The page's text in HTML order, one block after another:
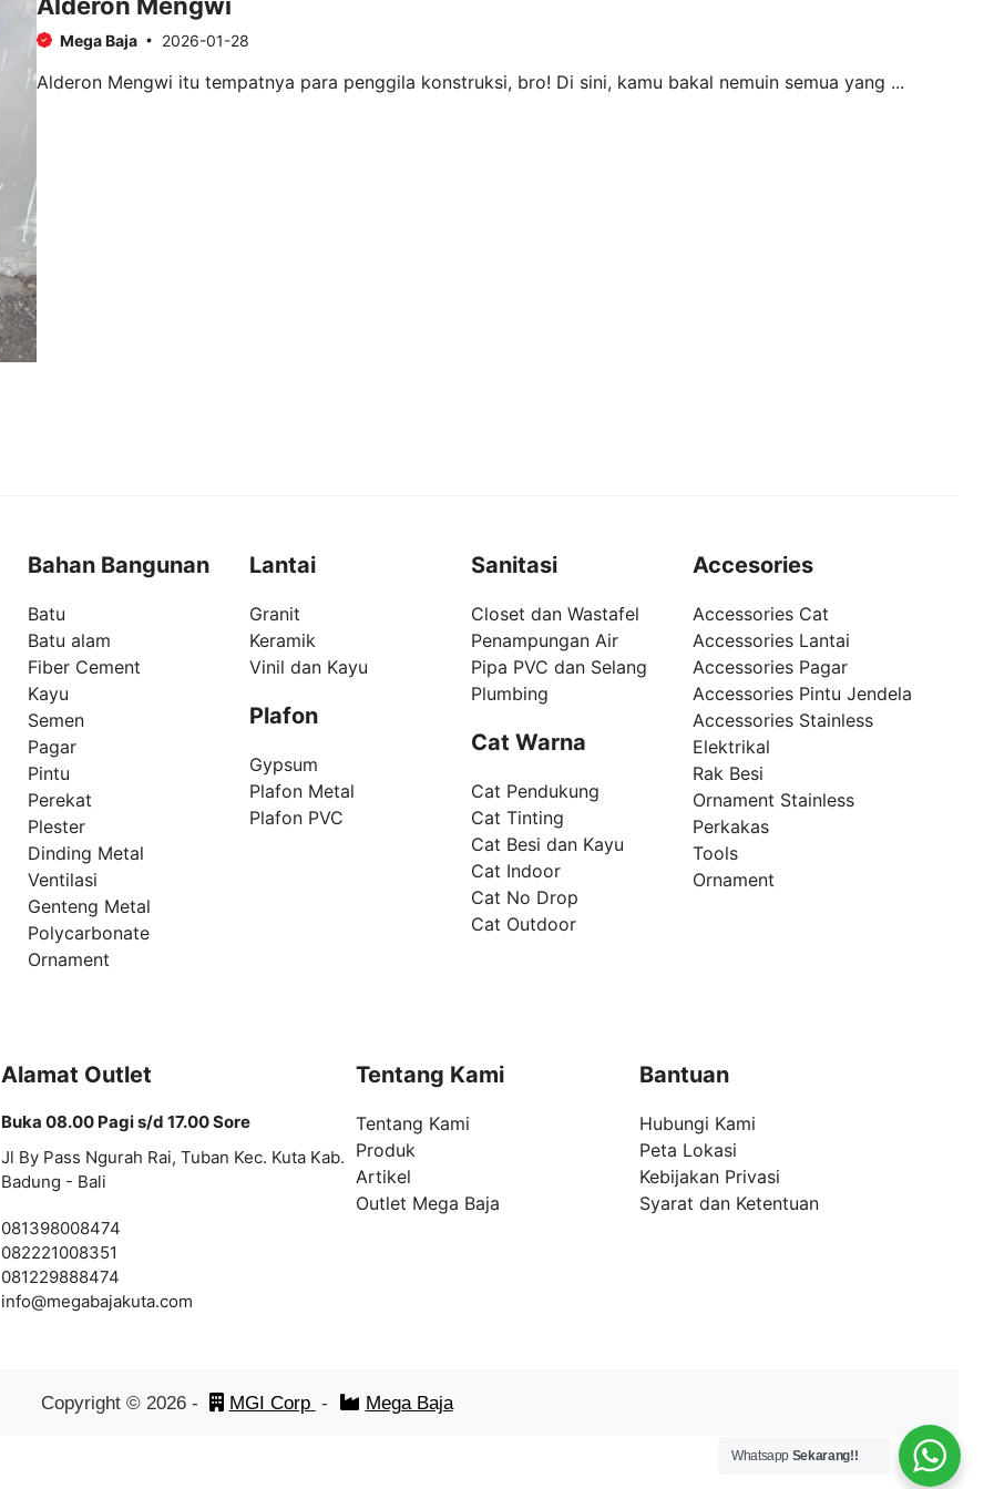
Mega Baja 2026-01-28
Alderon Mengwi itu tempatnya para penggila konstruksi, bro! Di sini, kamu bakal nemuin semua yang ...
Bahan Bangunan
Batu
Batu alam
Fiber Cement
Kayu
Semen
Pagar
Pintu
Perekat
Plester
Dinding Metal
Ventilasi
Genteng Metal
Polycarbonate
Ornament
Lantai
Granit
Keramik
Vinil dan Kayu
Plafon
Gypsum
Plafon Metal
Plafon PVC
Sanitasi
Closet dan Wastafel
Penampungan Air
Pipa PVC dan Selang
Plumbing
Cat Warna
Cat Pendukung
Cat Tinting
Cat Besi dan Kayu
Cat Indoor
Cat No Drop
Cat Outdoor
Accesories
Accessories Cat
Accessories Lantai
Accessories Pagar
Accessories Pintu Jendela
Accessories Stainless
Elektrikal
Rak Besi
Ornament Stainless
Perkakas
Tools
Ornament
Alamat Outlet
Buka 08.00 Pagi s/d 17.00 Sore
Jl By Pass Ngurah Rai, Tuban Kec. Kuta Kab.
Badung - Bali
081398008474
082221008351
081229888474
info@megabajakuta.com
Tentang Kami
Tentang Kami
Produk
Artikel
Outlet Mega Baja
Bantuan
Hubungi Kami
Peta Lokasi
Kebijakan Privasi
Syarat dan Ketentuan
Copyright © 2026- MGI Corp - Mega Baja
Whatsapp Sekarang!!